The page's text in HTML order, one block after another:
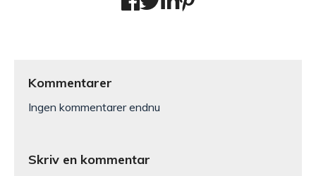
Kommentarer
Ingen kommentarer endnu
Skriv en kommentar